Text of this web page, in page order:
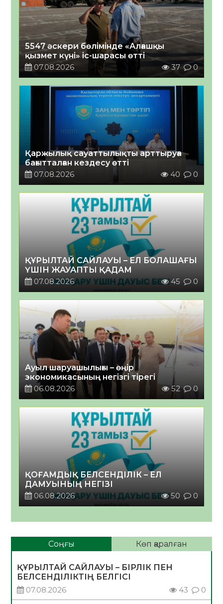
5547 әскери бөлімінде «Алғашқы
қызмет күні» іс-шарасы өтті
07.08.2026
37 0
Қаржылық сауаттылықты арттыруға
бағытталған кездесу өтті
07.08.2026
40 0
ҚҰРЫЛТАЙ САЙЛАУЫ – ЕЛ БОЛАШАҒЫ
ҮШІН ЖАУАПТЫ ҚАДАМ
07.08.2026
45 0
Ауыл шаруашылығы – өңір
экономикасының негізгі тірегі
06.08.2026
52 0
ҚОҒАМДЫҚ БЕЛСЕНДІЛІК – ЕЛ
ДАМУЫНЫҢ НЕГІЗІ
06.08.2026
50 0
Соңғы Көп қаралған
ҚҰРЫЛТАЙ САЙЛАУЫ – БІРЛІК ПЕН
БЕЛСЕНДІЛІКТІҢ БЕЛГІСІ
07.08.2026
43 0